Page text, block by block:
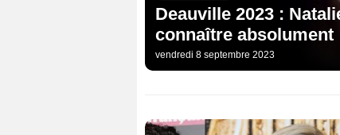
Deauville 2023 :
connaître absolument
vendredi 8 septembre 2023